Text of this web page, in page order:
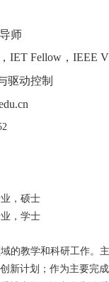
师
IET Fellow， IEEE
驱动控制
，硕士
，学士
的教学和科研工作。
新计划 ；作为主要完